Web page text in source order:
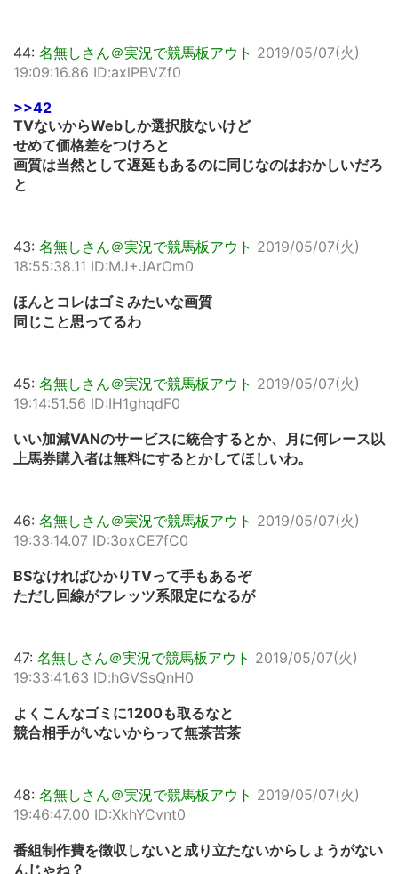
44: 名無しさん＠実況で競馬板アウト 2019/05/07(火)
19:09:16.86 ID:axlPBVZf0
>>42
TVないからWebしか選択肢ないけど
せめて価格差をつけろと
画質は当然として遅延もあるのに同じなのはおかしいだろ
と
43: 名無しさん＠実況で競馬板アウト 2019/05/07(火)
18:55:38.11 ID:MJ+JArOm0
ほんとコレはゴミみたいな画質
同じこと思ってるわ
45: 名無しさん＠実況で競馬板アウト 2019/05/07(火)
19:14:51.56 ID:IH1ghqdF0
いい加減VANのサービスに統合するとか、月に何レース以
上馬券購入者は無料にするとかしてほしいわ。
46: 名無しさん＠実況で競馬板アウト 2019/05/07(火)
19:33:14.07 ID:3oxCE7fC0
BSなければひかりTVって手もあるぞ
ただし回線がフレッツ系限定になるが
47: 名無しさん＠実況で競馬板アウト 2019/05/07(火)
19:33:41.63 ID:hGVSsQnH0
よくこんなゴミに1200も取るなと
競合相手がいないからって無茶苦茶
48: 名無しさん＠実況で競馬板アウト 2019/05/07(火)
19:46:47.00 ID:XkhYCvnt0
番組制作費を徴収しないと成り立たないからしょうがない
んじゃね？